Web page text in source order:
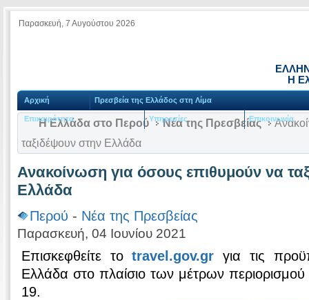
Παρασκευή, 7 Αυγούστου 2026
Η
Αρχική Πρεσβεία της Ελλάδος στη Λίμα
Επικαιρότητα Υπηρεσίες Επικοινωνία
Η Ελλάδα στο Περού Νέα της Πρεσβείας
ταξιδέψουν στην Ελλάδα
Ανακοίνωση για όσους επιθυμούν να
Ελλάδα
Περού - Νέα της Πρεσβείας
Παρασκευή, 04 Ιουνίου 2021
Επισκεφθείτε τοtravel.gov.gr για τις
Ελλάδα στο πλαίσιο των μέτρων
19.